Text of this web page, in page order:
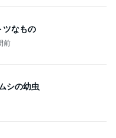
ツなもの
前
シの幼虫